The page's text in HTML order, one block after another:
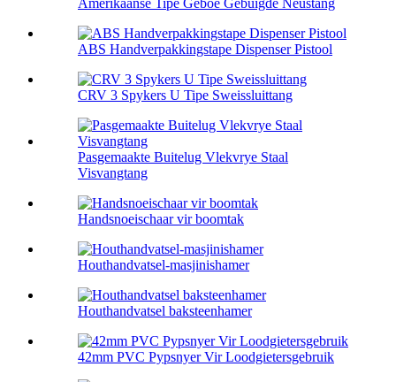
Amerikaanse Tipe Geboë Gebuigde Neustang
ABS Handverpakkingstape Dispenser Pistool
CRV 3 Spykers U Tipe Sweissluittang
Pasgemaakte Buitelug Vlekvrye Staal
Visvangtang
Handsnoeischaar vir boomtak
Houthandvatsel-masjinishamer
Houthandvatsel baksteenhamer
42mm PVC Pypsnyer Vir Loodgietersgebruik